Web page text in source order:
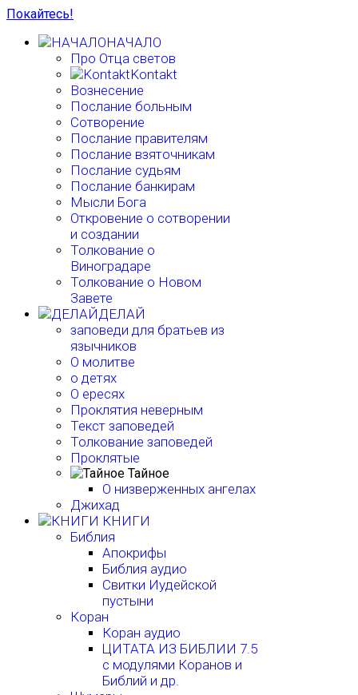
Покайтесь!
НАЧАЛО
Про Отца светов
Kontakt
Вознесение
Послание больным
Сотворение
Послание правителям
Послание взяточникам
Послание судьям
Послание банкирам
Мысли Бога
Откровение о сотворении
и создании
Толкование о
Виноградаре
Толкование о Новом
Завете
ДЕЛАЙ
заповеди для братьев из
язычников
О молитве
о детях
О ересях
Проклятия неверным
Текст заповедей
Толкование заповедей
Проклятые
Тайное
О низверженных ангелах
Джихад
КНИГИ
Библия
Апокрифы
Библия аудио
Свитки Иудейской
пустыни
Коран
Коран аудио
ЦИТАТА ИЗ БИБЛИИ 7.5
с модулями Коранов и
Библий и др.